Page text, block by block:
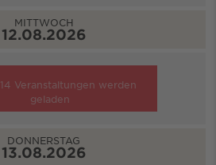
MITTWOCH
12.08.2026
14 Veranstaltungen werden
geladen
DONNERSTAG
13.08.2026